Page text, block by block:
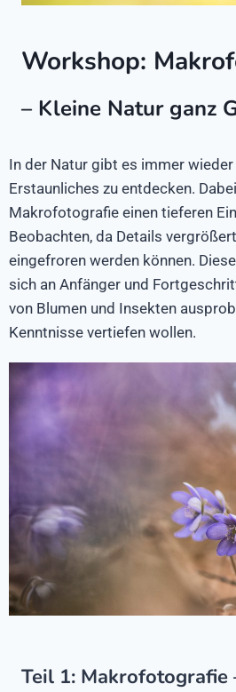
Workshop:
– Kleine Natur ganz
In der Natur gibt es immer wieder
Erstaunliches zu entdecken.
Makrofotografie einen tieferen
Beobachten, da Details
eingefroren werden können.
sich an Anfänger und
von Blumen und Insekten
Kenntnisse vertiefen wollen.
Teil 1: Makrofotografie